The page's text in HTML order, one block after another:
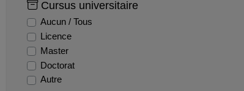
Cursus universitaire
Aucun / Tous
Licence
Master
Doctorat
Autre